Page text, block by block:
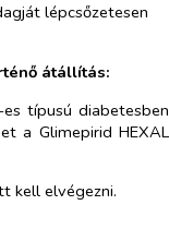
lépcsőzetesen
átállítás:
típusú diabetesben
a Glimepirid HEXAL
kell elvégezni.